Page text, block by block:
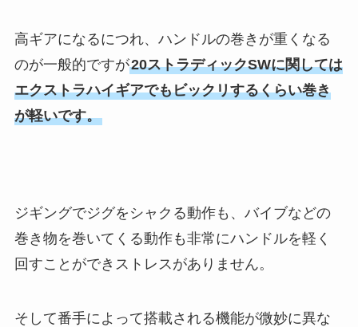
高ギアになるにつれ、ハンドルの巻きが重くなる
のが一般的ですが20ストラディックSWに関しては
エクストラハイギアでもビックリするくらい巻き
が軽いです。
ジギングでジグをシャクる動作も、バイブなどの
巻き物を巻いてくる動作も非常にハンドルを軽く
回すことができストレスがありません。
そして番手によって搭載される機能が微妙に異な